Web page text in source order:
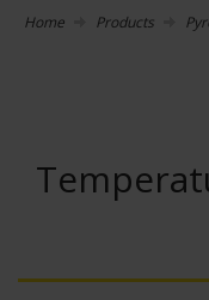
Home Products